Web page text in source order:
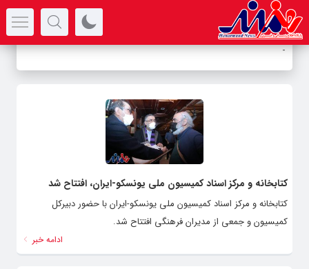
-
کتابخانه و مرکز اسناد کمیسیون ملی یونسکو-ایران، افتتاح شد
کتابخانه و مرکز اسناد کمیسیون ملی یونسکو-ایران با حضور دبیرکل
کمیسیون و جمعی از مدیران فرهنگی افتتاح شد.
ادامه خبر